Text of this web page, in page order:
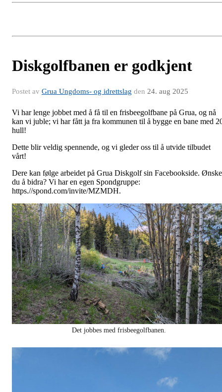
Diskgolfbanen er godkjent
Postet av Grua Ungdoms- og idrettslag den 24. aug 2025
Vi har lenge jobbet med å få til en frisbeegolfbane på Grua, og nå
kan vi juble; vi har fått ja fra kommunen til å bygge en bane med
hull!
Dette blir veldig spennende, og vi gleder oss til å utvide tilbudet
vårt!
Dere kan følge arbeidet på Grua Diskgolf sin Facebookside.
du å bidra? Vi har en egen Spondgruppe:
https.//spond.com/invite/MZMDH.
Det jobbes med frisbeegolfbanen.